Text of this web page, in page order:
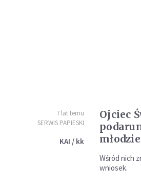
7 lat temu
SERWIS PAPIESKI
KAI / kk
Ojciec
Wśród nich
wniosek.